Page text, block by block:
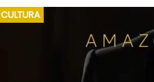
CULTURA